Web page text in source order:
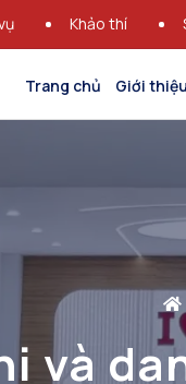
Khảo thí
Trang chủ Giới thiệu
và